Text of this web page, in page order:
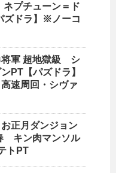
プチューン＝ド
ズドラ】※ノーコ
将軍 超地獄級 シ
PT【パズドラ】
速周回・シヴァ
お正月ダンジョン
キン肉マンソル
トPT